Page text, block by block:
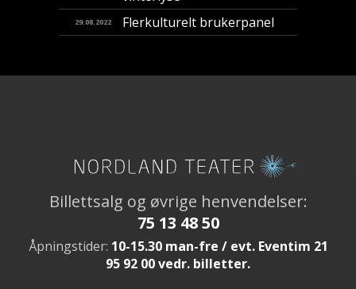
29.08.2022 Flerkulturelt brukerpanel
Billettsalg og øvrige henvendelser:
75 13 48 50
Åpningstider: 10-15.30 man-fre / evt. Eventim 21
95 92 00 vedr. billetter.